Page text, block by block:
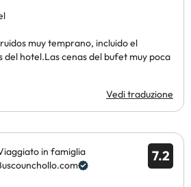
muy temprano, incluido el
del hotel.Las cenas del bufet muy poca
Vedi traduzione
7.2
in famiglia